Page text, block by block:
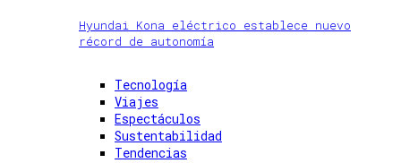
Hyundai Kona eléctrico establece nuevo
récord de autonomía
Tecnología
Viajes
Espectáculos
Sustentabilidad
Tendencias